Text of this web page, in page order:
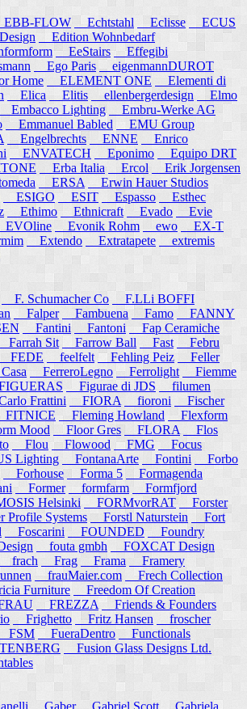
FLOW Echtstahl Eclisse
ECUS
Edition Wohnbedarf
EeStairs
Effegibi
Ego Paris
eigenmannDUROT
Home
ELEMENT ONE
Elementi di
Elica Elitis ellenbergerdesign
Elmo
Embacco Lighting
Embru-Werke AG
Emmanuel Babled
EMU Group
Engelbrechts ENNE
Enrico
ENVATECH Eponimo
Equipo DRT
Erba Italia Ercol
Erik Jorgensen
ERSA
Erwin Hauer Studios
ESIGO ESIT Espasso
Esthec
Ethimo Ethnicraft Evado
Evie
EVOline Evonik Rohm ewo
EX-T
Extendo Extratapete
extremis
F. Schumacher Co
F.LLi BOFFI
Falper Fambuena Famo
FANNY
Fantini Fantoni
Fap Ceramiche
Farrah Sit Farrow Ball Fast
Febru
FEDE feelfelt Fehling Peiz
Feller
FerreroLegno Ferrolight
Fiemme
Figurae di JDS
filumen
Frattini
FIORA fioroni
Fischer
FITNICE Fleming Howland
Flexform
Mood
Floor Gres FLORA
Flos
Flou Flowood FMG
Focus
Lighting
FontanaArte Fontini
Forbo
Forhouse Forma 5
Formagenda
Former formfarm
Formfjord
Helsinki
FORMvorRAT
Forster
Profile Systems
Forstl Naturstein
Fort
Foscarini FOUNDED
Foundry
fouta gmbh
FOXCAT Design
frach Frag Frama
Framery
frauMaier.com
Frech Collection
Furniture
Freedom Of Creation
FREZZA
Friends & Founders
Frighetto Fritz Hansen
froscher
FSM FueraDentro
Functionals
Fusion Glass Designs Ltd.